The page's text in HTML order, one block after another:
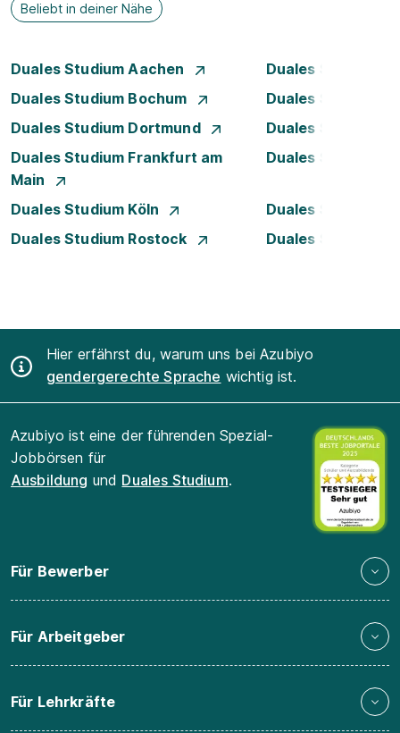
Beliebt in deiner Nähe
Duales Studium Aachen
Duales Studium
Duales Studium Bochum
Duales Studium
Duales Studium Dortmund
Duales Studium
Duales Studium Frankfurt am
Main
Duales Studium
Duales Studium Köln
Duales Studium
Duales Studium Rostock
Duales Studium
Hier erfährst du, warum uns bei Azubiyo
gendergerechte Sprache wichtig ist.
Azubiyo ist eine der führenden Spezial-
Jobbörsen für
Ausbildung und Duales Studium.
Für Bewerber
Für Arbeitgeber
Für Lehrkräfte